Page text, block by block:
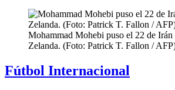
Mohammad Mohebi puso el 22 de Irán
Zelanda. (Foto: Patrick T. Fallon /
Fútbol Internacional